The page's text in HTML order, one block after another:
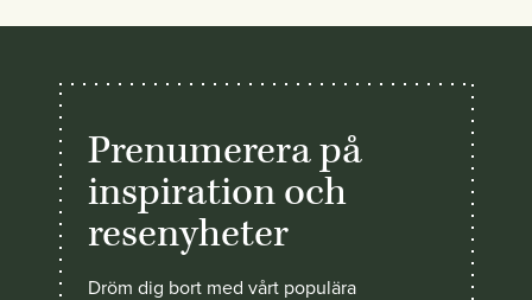
Prenumerera på
inspiration och
resenyheter
Dröm dig bort med vårt populära